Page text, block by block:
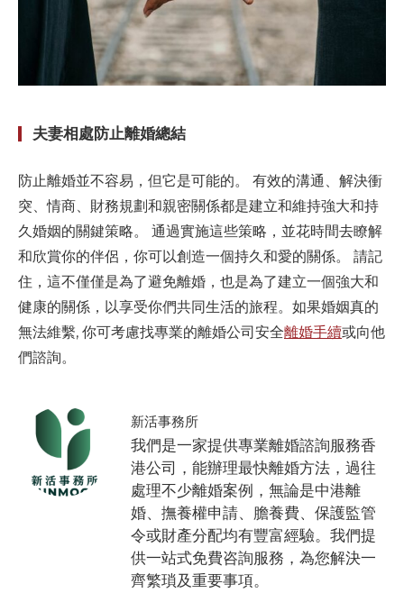
夫妻相處防止離婚總結
防止離婚並不容易，但它是可能的。 有效的溝通、解決衝
突、情商、財務規劃和親密關係都是建立和維持強大和持
久婚姻的關鍵策略。 通過實施這些策略，並花時間去瞭解
和欣賞你的伴侶，你可以創造一個持久和愛的關係。 請記
住，這不僅僅是為了避免離婚，也是為了建立一個強大和
健康的關係，以享受你們共同生活的旅程。如果婚姻真的
無法維繫, 你可考慮找專業的離婚公司安全離婚手續或向他
們諮詢。
新活事務所
我們是一家提供專業離婚諮詢服務香
港公司，能辦理最快離婚方法，過往
處理不少離婚案例，無論是中港離
婚、撫養權申請、膽養費、保護監管
令或財產分配均有豐富經驗。我們提
供一站式免費咨詢服務，為您解決一
齊繁瑣及重要事項。